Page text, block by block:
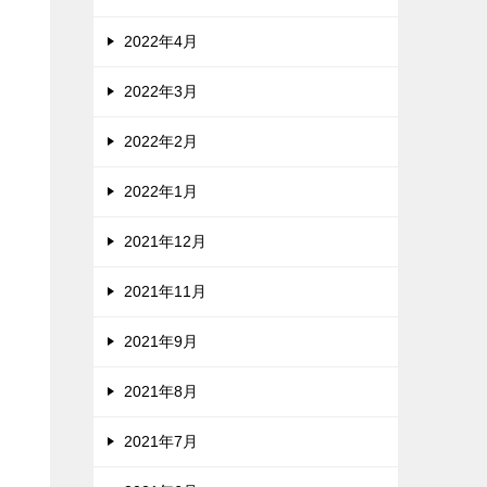
2022年4月
2022年3月
2022年2月
2022年1月
2021年12月
2021年11月
2021年9月
2021年8月
2021年7月